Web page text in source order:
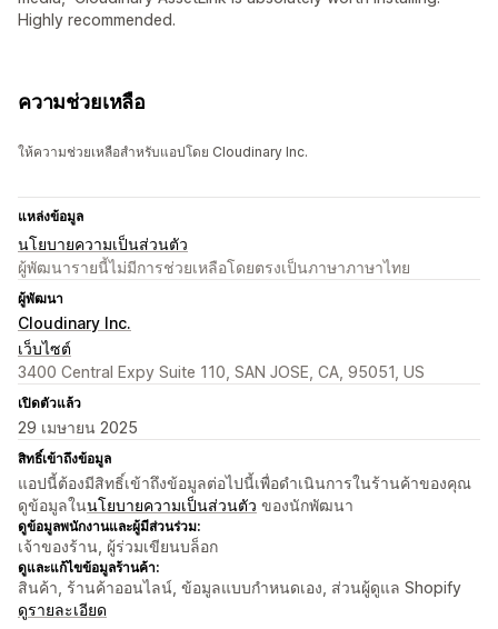
Highly recommended.
ความช่วยเหลือ
ให้ความช่วยเหลือสำหรับแอปโดย Cloudinary Inc.
แหล่งข้อมูล
นโยบายความเป็นส่วนตัว
ผู้พัฒนารายนี้ไม่มีการช่วยเหลือโดยตรงเป็นภาษาภาษาไทย
ผู้พัฒนา
Cloudinary Inc.
เว็บไซต์
3400 Central Expy Suite 110, SAN JOSE, CA, 95051, US
เปิดตัวแล้ว
29 เมษายน 2025
สิทธิ์เข้าถึงข้อมูล
แอปนี้ต้องมีสิทธิ์เข้าถึงข้อมูลต่อไปนี้เพื่อดำเนินการในร้านค้าของคุณ
ดูข้อมูลในนโยบายความเป็นส่วนตัว ของนักพัฒนา
ดูข้อมูลพนักงานและผู้มีส่วนร่วม:
เจ้าของร้าน, ผู้ร่วมเขียนบล็อก
ดูและแก้ไขข้อมูลร้านค้า:
สินค้า, ร้านค้าออนไลน์, ข้อมูลแบบกำหนดเอง, ส่วนผู้ดูแล Shopify
ดูรายละเอียด